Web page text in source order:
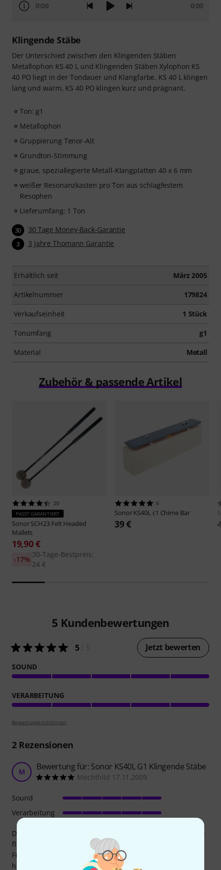
0:00 0:00
Klingende Stäbe
Der Unterschied zwischen den Klingenden Stäben
Metallophon KS 40 L und Klingenden Stäben Xylophon KS
40 PO liegt in der Tondauer und Klangfarbe. KS 40 L klingen
lang und warm, KS 40 PO klingen kurz und prägnant.
Ton: g1
Metallophon
Gruppierung Tenor-Alt
Grundton-Stimmung
graue, speziallegierte Metall-Klangplatten 40 x 6 mm
weißer Resonanzkasten pro Ton aus schlagfestem
Resophen
Lieferumfang: 1 Ton
30 30 Tage Money-Back-Garantie
3 3 Jahre Thomann Garantie
Erhältlich seit März 2005
Artikelnummer 179824
Verkaufseinheit 1 Stück
Tonumfang g1
Material Metall
Zubehör & passende Artikel
20
PASST GARANTIERT
SonorSCH23 Felt Headed
Mallets
19,90 €
30-Tage-Bestpreis:
24 €
-17%
6
SonorKS40L c1 Chime Bar
39 €
5 Kundenbewertungen
5/ 5 Jetzt bewerten
SOUND
VERARBEITUNG
Bewertungsrichtlinien
2Rezensionen
M Bewertung für: Sonor KS40L G1 Klingende Stäbe
Mechthild 17.11.2009
Die Klingenden Stäbe haben einen Superklang und sind so
flexibel einsetzbar, gerade beimeinen Kindern. Selbst die
Freund mit wenig bis gar keinen Erfahrungen in der Musik
haben Freude, mit einzelnen Tönen Rhythmen zu üben
Sound
Verarbeitung